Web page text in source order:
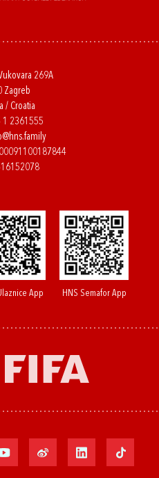
269A
Zagreb
/ Croatia
2361555
App HNS Semafor App